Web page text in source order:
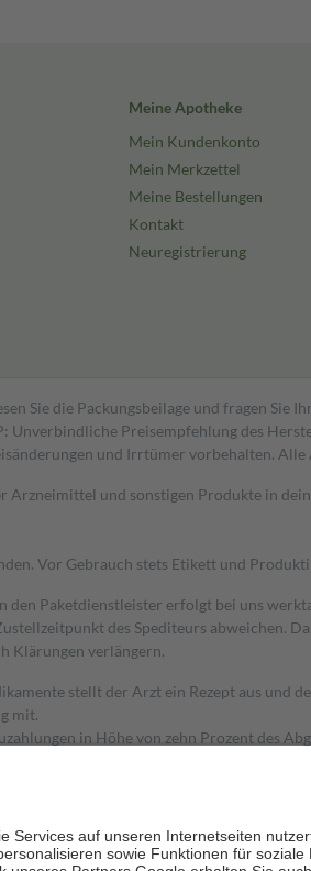
Meine Apotheke
Mein Kundenkonto
Mein Merkzettel
Meine Bestellungen
Kontakt
Neuregistrierung
Sie die Packungsbeilage und fragen
Preisempfehlung des
und Irrtümer vorbehalten.
Arzneimittel und sonstigen Produkte in
Vor Gebrauch stets Etikett und
den Paketdienstleister erfolgt bei uns
des Spediteurs abweichen.
Klärungen verlängern.
stellt der Arzt ein Rezept aus und
mit.
in Höhe von zehn Prozent des
für Online-Apotheken.
für ihre eigene Gesundheit zu stärken
vollendeten 18. Lebensjahr mit Ausnahme